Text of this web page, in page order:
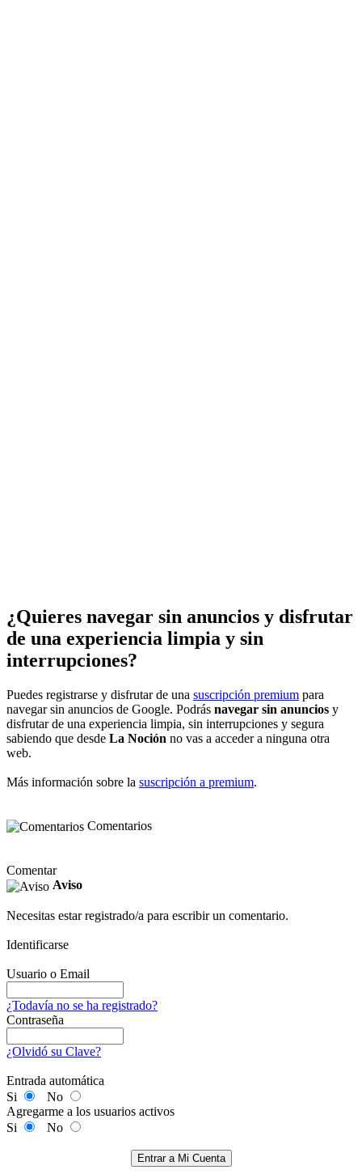
¿Quieres navegar sin anuncios y disfrutar
de una experiencia limpia y sin
interrupciones?
Puedes registrarse y disfrutar de una suscripción premium para
navegar sin anuncios de Google. Podrás navegar sin anuncios y
disfrutar de una experiencia limpia, sin interrupciones y segura
sabiendo que desde La Noción no vas a acceder a ninguna otra
web.
Más información sobre la suscripción a premium.
Comentarios
Comentar
Aviso
Necesitas estar registrado/a para escribir un comentario.
Identificarse
Usuario o Email
¿Todavía no se ha registrado?
Contraseña
¿Olvidó su Clave?
Entrada automática
Si
No
Agregarme a los usuarios activos
Si
No
Entrar a Mi Cuenta